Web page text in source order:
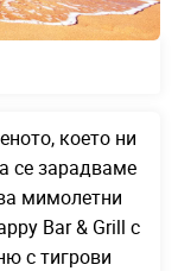
което ни
се зарадваме
мимолетни
Bar & Grill с
с тигрови